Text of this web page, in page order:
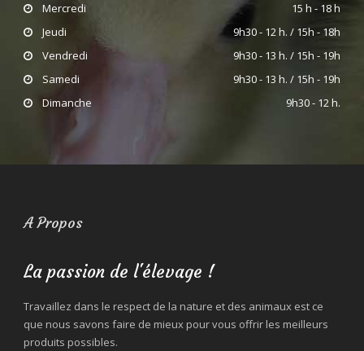
Mercredi
15 h - 18 h
Jeudi
9h30 - 12 h. / 15h - 18h
Vendredi
9h30 - 13 h. / 15h - 19h
Samedi
9h30 - 13 h. / 15h - 19h
Dimanche
9h30 - 12 h.
A Propos
La passion de l'élevage !
Travaillez dans le respect de la nature et des animaux est ce
que nous savons faire de mieux pour vous offrir les meilleurs
produits possibles.